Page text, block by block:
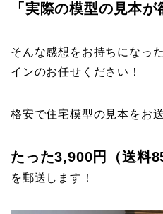
「実際の模型の見本が
そんな感想をお持ちになっ
インのお任せください！
格安で住宅模型の見本をお
たった3,900円（送料
を郵送します！